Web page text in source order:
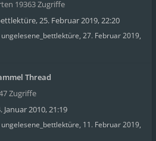
19363 Zugriffe
,25. Februar 2019, 22:20
ungelesene_bettlektüre, 27. Februar 2019,
Thread
Zugriffe
Januar 2010, 21:19
ungelesene_bettlektüre, 11. Februar 2019,